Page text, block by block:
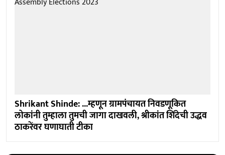
Shrikant Shinde: ...म्हणून ग्रामपंचायत निवडणूकित
लोकांनी तुम्हाला तुमची जागा दाखवली, श्रीकांत शिंदेची उद्धव
ठाकरेंवर घणाघाती टीका